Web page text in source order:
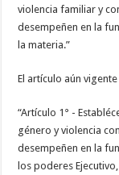
violencia familiar y
desempeñen en la
la materia.”
El artículo aún
“Artículo 1° -
género y violencia
desempeñen en la
los poderes